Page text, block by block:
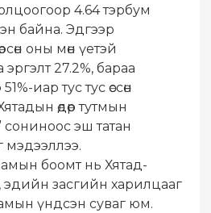
4.64 тэрбум
байна. Эдгээр
оны мөн үетэй
27.2%, бараа
иар тус тус өссөн
өдөр тутмын
эш татан
мэдээллээ.
боомт нь Хятад-
засгийн харилцааг
үндсэн суваг юм.